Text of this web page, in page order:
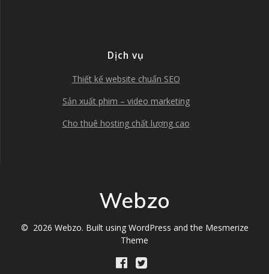
Dịch vụ
Thiết kế website chuẩn SEO
Sản xuất phim – video marketing
Cho thuê hosting chất lượng cao
Webzo
© 2026 Webzo. Built using WordPress and the Mesmerize
Theme